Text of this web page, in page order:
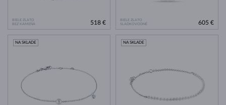
BIELE ZLATO
BEZ KAMEŇA
518 €
BIELE ZLATO
SLADKOVODNÉ
605 €
NA SKLADE NA SKLADE